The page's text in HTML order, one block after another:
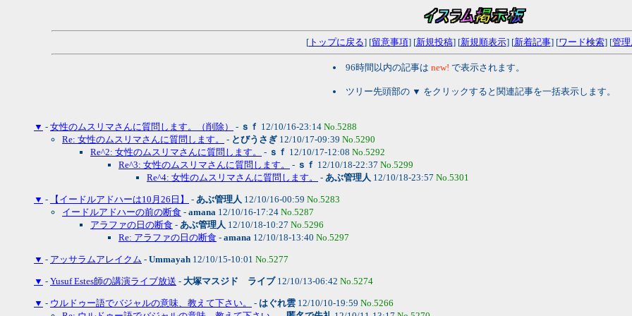
[トップに戻る] [留意事項] [新規投稿] [新規順表示] [新着記事] [ワード検索] [管理
96時間以内の記事は new! で表示されます。
ツリー先頭部の ▼ をクリックすると関連記事を一括表示します。
▼ - 女性のムスリマさんに質問します。（削除） - ｓｆ 12/10/16-23:14 No.5288
Re: 女性のムスリマさんに質問します。
- とびうさぎ 12/10/17-09:39 No.5290
Re^2: 女性のムスリマさんに質問します。
- ｓｆ 12/10/17-12:08 No.5292
Re^3: 女性のムスリマさんに質問します。
- ｓｆ 12/10/18-22:37 No.5299
Re^4: 女性のムスリマさんに質問します。
- あぶ管理人 12/10/18-23:57 No.5301
▼ - 【イードルアドハーは10月26日】 - あぶ管理人 12/10/16-00:59 No.5283
イードルアドハーの前の断食 - amana 12/10/16-17:24 No.5287
アラファの日の断食 - あぶ管理人 12/10/18-10:27 No.5296
Re: アラファの日の断食 - amana 12/10/18-13:40 No.5297
▼ - アッサラムアレイクム - Ummayah 12/10/15-10:01 No.5277
▼ - Yusuf Estes師の講演ライブ放送 - 大塚マスジド ライブ12/10/13-06:42 No.5274
▼ - ウルドゥー語でバジャルの意味、教えて下さい。 - はぐれ雲 12/10/10-19:59 No.5266